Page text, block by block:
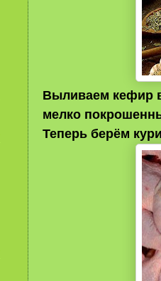
Выливаем кефир
мелко
Теперь берём